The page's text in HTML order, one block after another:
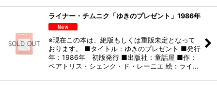
ライナー・チムニク「ゆきのプレゼント」1986年
※現在この本は、絶版もしくは重版未定となって
おります。 ■タイトル：ゆきのプレゼント ■発行
年：1986年 初版発行 ■出版社：童話屋 ■作：
ベアトリス・シェンク・ド・レーニエ 絵：ライ…